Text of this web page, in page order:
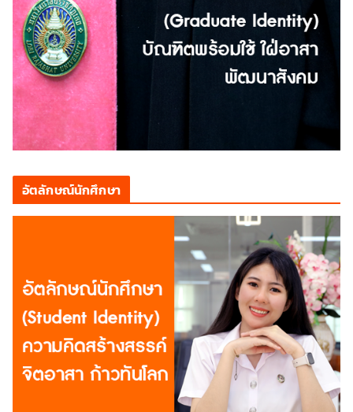
อัตลักษณ์นักศึกษา